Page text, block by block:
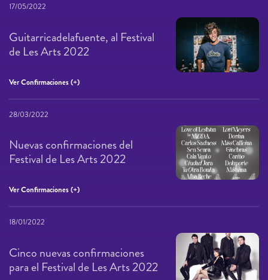
17/05/2022
Guitarricadelafuente, al Festival
de Les Arts 2022
Ver Confirmaciones (+)
28/03/2022
Nuevas confirmaciones del
Festival de Les Arts 2022
Ver Confirmaciones (+)
18/01/2022
Cinco nuevas confirmaciones
para el Festival de Les Arts 2022